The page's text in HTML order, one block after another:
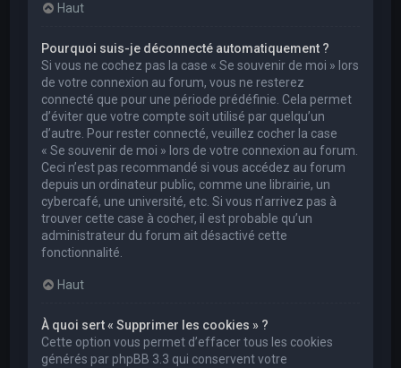
Haut
Pourquoi suis-je déconnecté automatiquement ?
Si vous ne cochez pas la case « Se souvenir de moi » lors
de votre connexion au forum, vous ne resterez
connecté que pour une période prédéfinie. Cela permet
d’éviter que votre compte soit utilisé par quelqu’un
d’autre. Pour rester connecté, veuillez cocher la case
« Se souvenir de moi » lors de votre connexion au forum.
Ceci n’est pas recommandé si vous accédez au forum
depuis un ordinateur public, comme une librairie, un
cybercafé, une université, etc. Si vous n’arrivez pas à
trouver cette case à cocher, il est probable qu’un
administrateur du forum ait désactivé cette
fonctionnalité.
Haut
À quoi sert « Supprimer les cookies » ?
Cette option vous permet d’effacer tous les cookies
générés par phpBB 3.3 qui conservent votre